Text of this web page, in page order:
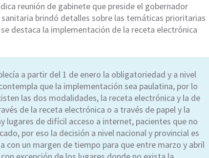
reunión de gabinete que preside el gobernador
brindó detalles sobre las temáticas prioritarias
destaca la implementación de la receta electrónica
a partir del 1 de enero la obligatoriedad y a nivel
que la implementación sea paulatina, por lo
las dos modalidades, la receta electrónica y la de
de la receta electrónica o a través de papel y la
lugares de difícil acceso a internet, pacientes que no
por eso la decisión a nivel nacional y provincial es
con un margen de tiempo para que entre marzo y abril